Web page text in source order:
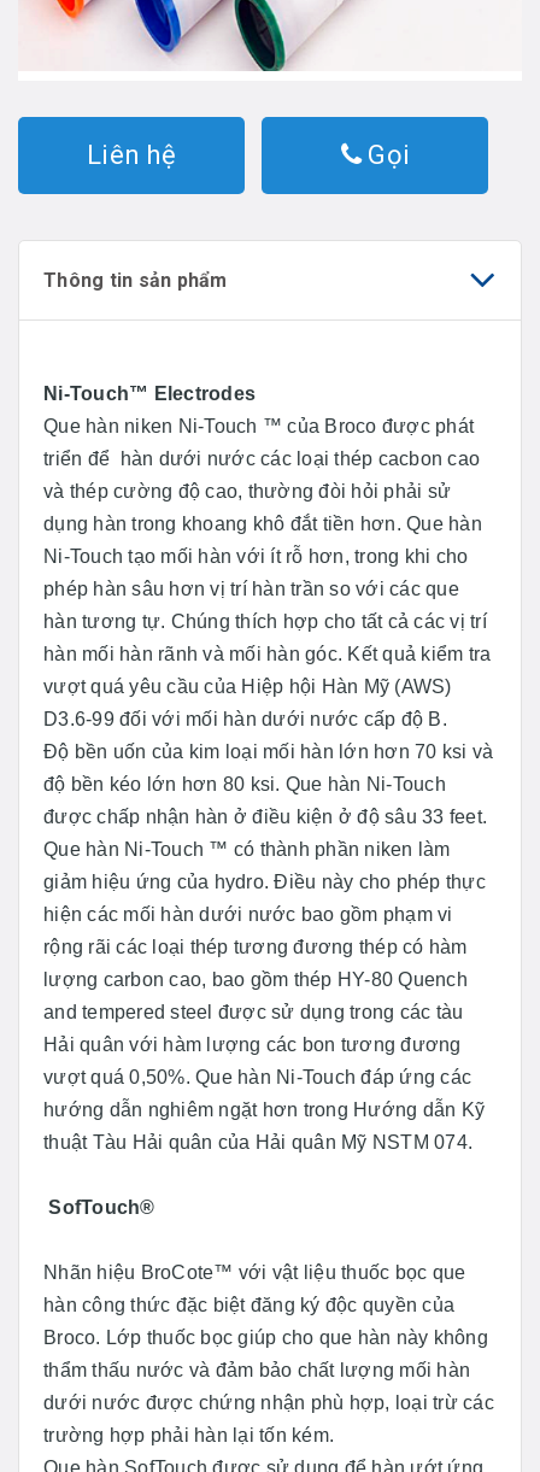
Liên hệ Gọi
Thông tin sản phẩm
Ni-Touch™ Electrodes
Que hàn niken Ni-Touch ™ của Broco được phát
triển để hàn dưới nước các loại thép cacbon cao
và thép cường độ cao, thường đòi hỏi phải sử
dụng hàn trong khoang khô đắt tiền hơn. Que hàn
Ni-Touch tạo mối hàn với ít rỗ hơn, trong khi cho
phép hàn sâu hơn vị trí hàn trần so với các que
hàn tương tự. Chúng thích hợp cho tất cả các vị trí
hàn mối hàn rãnh và mối hàn góc. Kết quả kiểm tra
vượt quá yêu cầu của Hiệp hội Hàn Mỹ (AWS)
D3.6-99 đối với mối hàn dưới nước cấp độ B.
Độ bền uốn của kim loại mối hàn lớn hơn 70 ksi và
độ bền kéo lớn hơn 80 ksi. Que hàn Ni-Touch
được chấp nhận hàn ở điều kiện ở độ sâu 33 feet.
Que hàn Ni-Touch ™ có thành phần niken làm
giảm hiệu ứng của hydro. Điều này cho phép thực
hiện các mối hàn dưới nước bao gồm phạm vi
rộng rãi các loại thép tương đương thép có hàm
lượng carbon cao, bao gồm thép HY-80 Quench
and tempered steel được sử dụng trong các tàu
Hải quân với hàm lượng các bon tương đương
vượt quá 0,50%. Que hàn Ni-Touch đáp ứng các
hướng dẫn nghiêm ngặt hơn trong Hướng dẫn Kỹ
thuật Tàu Hải quân của Hải quân Mỹ NSTM 074.
SofTouch®
Nhãn hiệu BroCote™ với vật liệu thuốc bọc que
hàn công thức đặc biệt đăng ký độc quyền của
Broco. Lớp thuốc bọc giúp cho que hàn này không
thẩm thấu nước và đảm bảo chất lượng mối hàn
dưới nước được chứng nhận phù hợp, loại trừ các
trường hợp phải hàn lại tốn kém.
Que hàn SofTouch được sử dụng để hàn ướt ứng